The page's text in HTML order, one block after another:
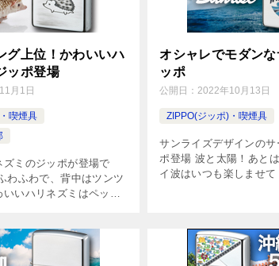
グ上位！かわいいハ
ッポ登場
月1日
喫煙具
ズミのジッポが登場で
わふわで、背中はツンツ
いいハリネズミはペット
ミをジッポにエッチング
オシャレでモダン
ッポ
公開日：2022年10月13日
ZIPPO(ジッポ)・喫煙具
サンライズデザインのサ
ポ登場 波と太陽！あと
イ波はいつも楽しませ